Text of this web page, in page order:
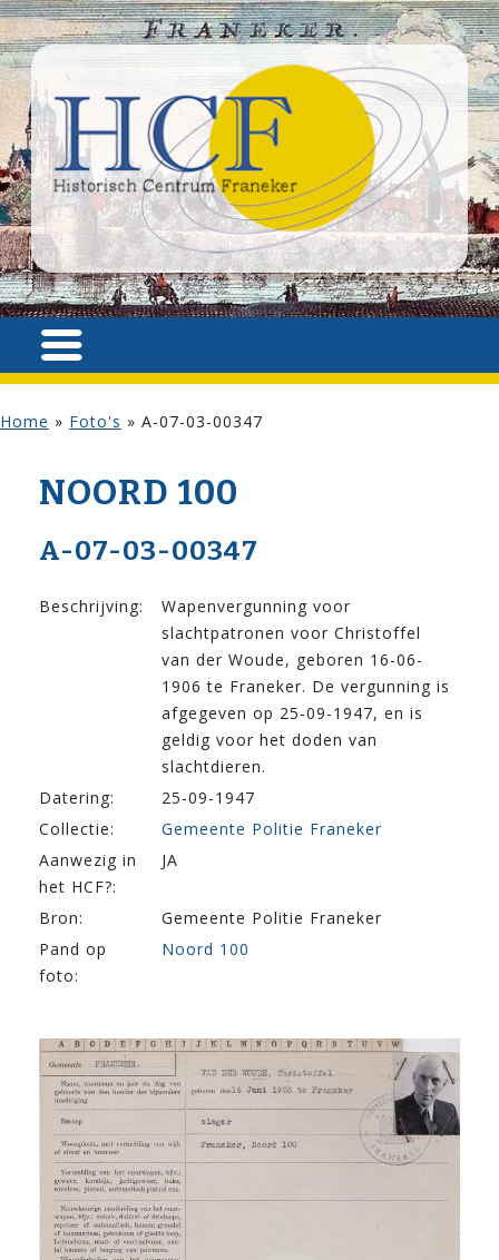
Home » Foto's » A-07-03-00347
NOORD 100
A-07-03-00347
Beschrijving:
Wapenvergunning voor
slachtpatronen voor Christoffel
van der Woude, geboren 16-06-
1906 te Franeker. De vergunning is
afgegeven op 25-09-1947, en is
geldig voor het doden van
slachtdieren.
Datering:
25-09-1947
Collectie:
Gemeente Politie Franeker
Aanwezig in
het HCF?:
JA
Bron:
Gemeente Politie Franeker
Pand op
foto:
Noord 100